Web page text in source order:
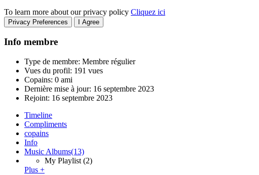
To learn more about our privacy policy Cliquez ici
Privacy Preferences I Agree
Info membre
Type de membre: Membre régulier
Vues du profil: 191 vues
Copains: 0 ami
Dernière mise à jour: 16 septembre 2023
Rejoint: 16 septembre 2023
Timeline
Compliments
copains
Info
Music Albums(13)
My Playlist (2)
Plus +